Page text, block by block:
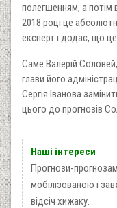
полегшенням, а
2018 році це
експерт і додає, що
Саме Валерій Соловей,
глави його
Сергія Іванова
цього до прогнозів
Наші інтереси
Прогнози-
мобілізованою і
відсіч хижаку.